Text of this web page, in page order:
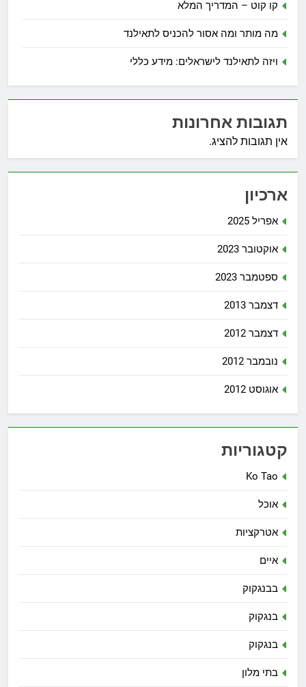
קו קוט – המדריך המלא
מה מותר ומה אסור להכניס לתאילנד
ויזה לתאילנד לישראלים: מידע כללי
תגובות אחרונות
אין תגובות להציג.
ארכיון
אפריל 2025
אוקטובר 2023
ספטמבר 2023
דצמבר 2013
דצמבר 2012
נובמבר 2012
אוגוסט 2012
קטגוריות
Ko Tao
אוכל
אטרקציות
איים
בבנגקוק
בנגקוק
בנגקוק
בתי מלון